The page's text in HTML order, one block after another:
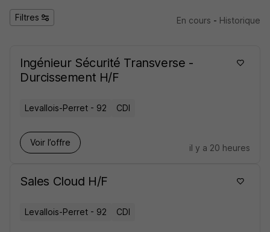
Filtres En cours - Historique
Ingénieur Sécurité Transverse -
Durcissement H/F
Levallois-Perret - 92 CDI
Voir l’offre
il y a 20 heures
Sales Cloud H/F
Levallois-Perret - 92 CDI